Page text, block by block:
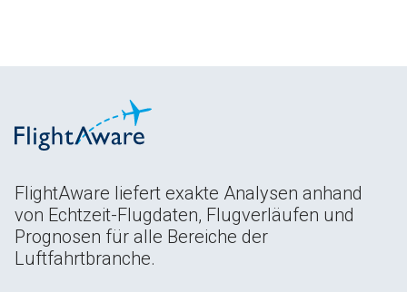
FlightAware liefert exakte Analysen anhand
von Echtzeit-Flugdaten, Flugverläufen und
Prognosen für alle Bereiche der
Luftfahrtbranche.